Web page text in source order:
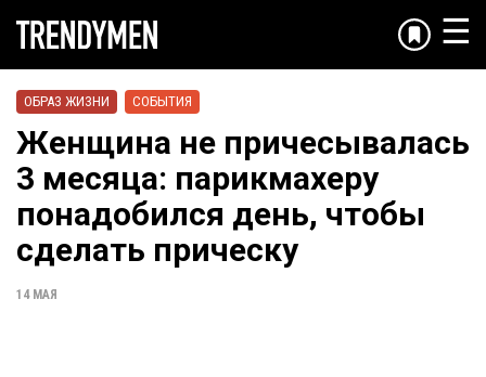
☰
ОБРАЗ ЖИЗНИ СОБЫТИЯ
Женщина не причесывалась
3 месяца: парикмахеру
понадобился день, чтобы
сделать прическу
14 МАЯ